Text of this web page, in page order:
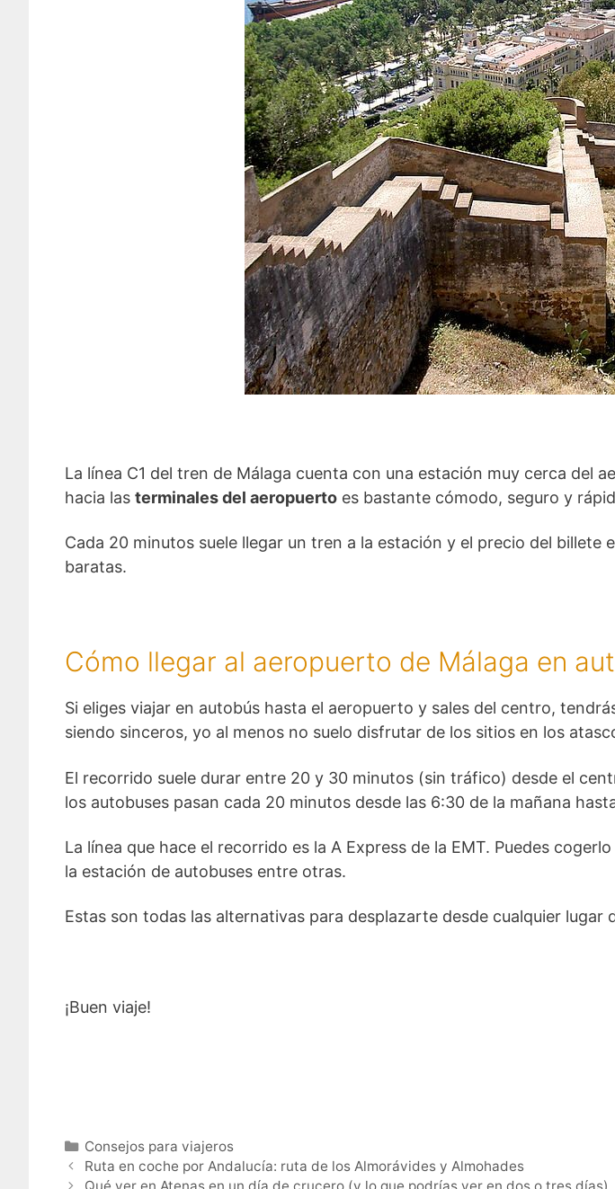
La línea C1 del tren de Málaga cuenta con una estación muy cerca del
hacia las terminales del aeropuerto es bastante cómodo, seguro y
Cada 20 minutos suele llegar un tren a la estación y el precio del billete
baratas.
Cómo llegar al aeropuerto de Málaga en
Si eliges viajar en autobús hasta el aeropuerto y sales del centro,
siendo sinceros, yo al menos no suelo disfrutar de los sitios en los
El recorrido suele durar entre 20 y 30 minutos (sin tráfico) desde el
los autobuses pasan cada 20 minutos desde las 6:30 de la mañana
La línea que hace el recorrido es la A Express de la EMT. Puedes
la estación de autobuses entre otras.
Estas son todas las alternativas para desplazarte desde cualquier lugar
¡Buen viaje!
Categorías
Consejos para viajeros
Ruta en coche por Andalucía: ruta de los Almorávides y Almohades